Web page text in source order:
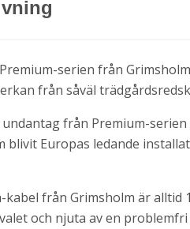
serien från
från såväl
från Premium-
blivit Europas ledande
kabel från Grimsholm är
och njuta av en